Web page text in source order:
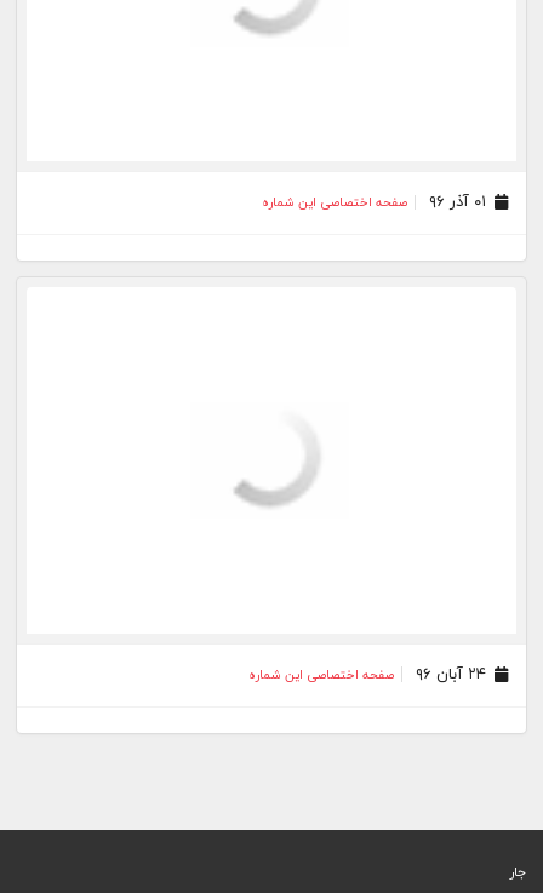
صفحه اختصاصی این شماره
۲۴ آبان ۹۶ صفحه اختصاصی این شماره
جار